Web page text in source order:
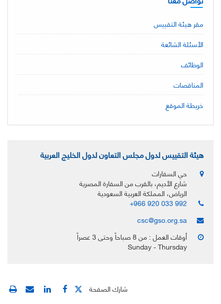
مقر هيئة التقييس
الأسئلة الشائعة
الوظائف
المناقصات
خريطة الموقع
هيئة التقييس لدول مجلس التعاون لدول الخليج العربية
حي السفارات
شارع الأديم، بالقرب من السفارة المصرية
الرياض، المملكة العربية السعودية
+966 920 033 992
csc@gso.org.sa
أوقات العمل : من 8 صباحاً وحتى 3 عصراً
Sunday - Thursday
شارك الصفحة